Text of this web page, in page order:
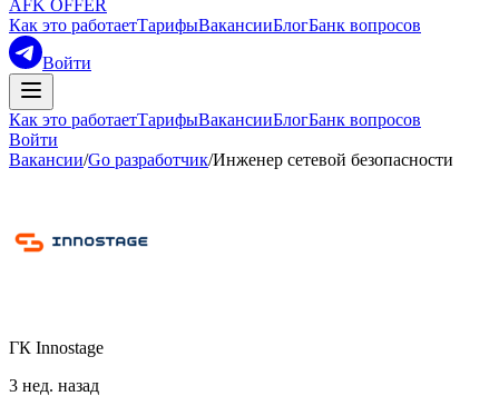
AFK OFFER
Как это работаетТарифыВакансииБлогБанк вопросов
Войти
Как это работаетТарифыВакансииБлогБанк вопросов
Войти
Вакансии/Go разработчик/Инженер сетевой безопасности
ГК Innostage
3 нед. назад